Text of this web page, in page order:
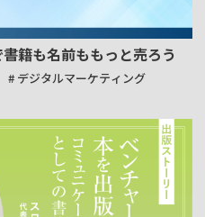
籍も名前ももっと売ろう
# デジタルマーケティング